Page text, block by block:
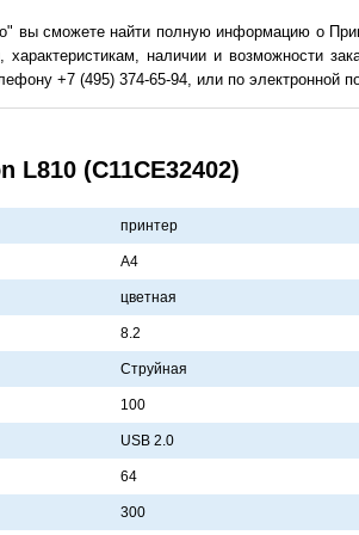
вы сможете найти полную информацию о
наличии и возможности
+7 (495) 374-65-94, или по электронной
L810 (C11CE32402)
принтер
A4
цветнaя
8.2
Струйнaя
100
USB 2.0
64
300